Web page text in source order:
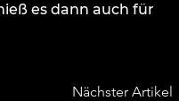
es dann auch für
Nächster Artikel